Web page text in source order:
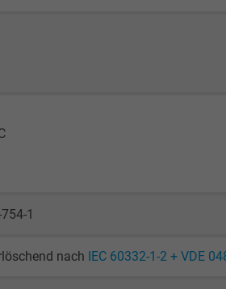
darüber, wie der
Website-Analysen.
nutzt.
1
nach IEC 60332-1-2 + VDE